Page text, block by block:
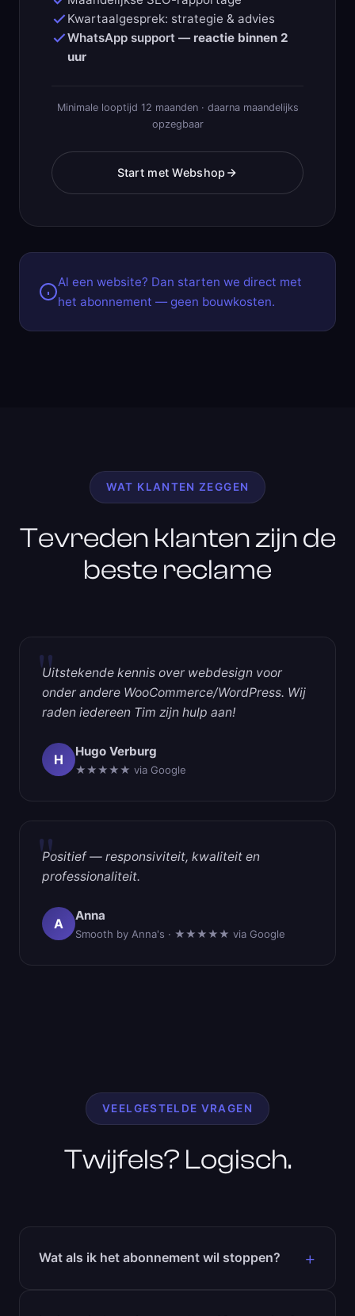
Kwartaalgesprek: strategie & advies
WhatsApp support — reactie binnen 2
uur
Minimale looptijd 12 maanden · daarna maandelijks
opzegbaar
Start met Webshop
Al een website? Dan starten we direct met
het abonnement — geen bouwkosten.
WAT KLANTEN ZEGGEN
Tevreden klanten zijn de
beste reclame
"
Uitstekende kennis over webdesign voor
onder andere WooCommerce/WordPress. Wij
raden iedereen Tim zijn hulp aan!
H
Hugo Verburg
★★★★★ via Google
"
Positief — responsiviteit, kwaliteit en
professionaliteit.
A
Anna
Smooth by Anna's · ★★★★★ via Google
VEELGESTELDE VRAGEN
Twijfels? Logisch.
Wat als ik het abonnement wil stoppen?